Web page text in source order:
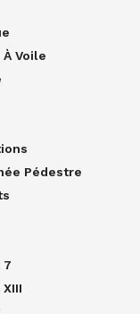
Voile
Pédestre
7